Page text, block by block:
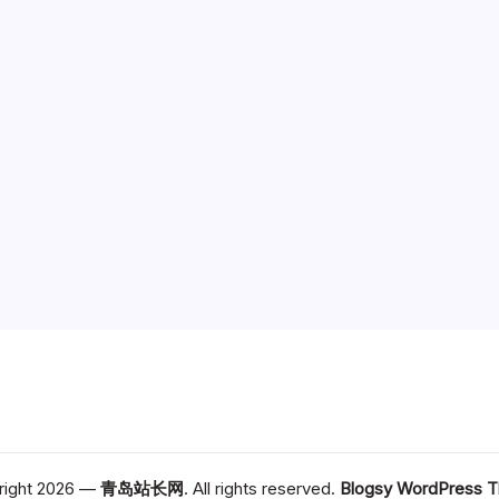
2026 — 青岛站长网. All rights reserved. Blogsy WordPress